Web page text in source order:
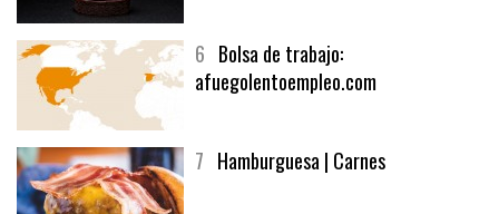
6 Bolsa de trabajo:
afuegolentoempleo.com
7 Hamburguesa | Carnes